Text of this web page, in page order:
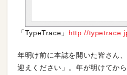
「TypeTrace」 http://
年明け前に本誌を開いた皆さん
迎えください」。年が明けてか